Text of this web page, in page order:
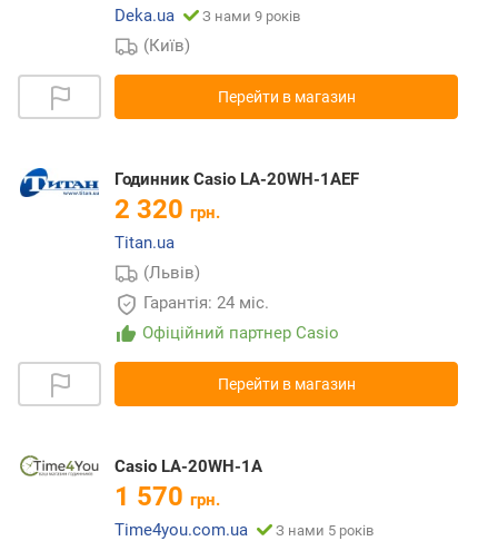
Deka.ua
З нами 9 років
(Київ)
Перейти в магазин
Годинник Casio LA-20WH-1AEF
2 320 грн.
Titan.ua
(Львів)
Гарантія: 24 міс.
Офіційний партнер Casio
Перейти в магазин
Casio LA-20WH-1A
1 570 грн.
Time4you.com.ua
З нами 5 років